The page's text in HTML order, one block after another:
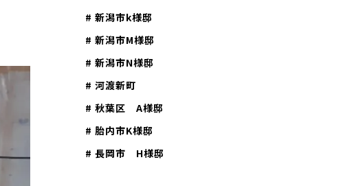
# 新潟市k様邸
# 新潟市M様邸
# 新潟市N様邸
# 河渡新町
# 秋葉区 A様邸
# 胎内市K様邸
# 長岡市 H様邸